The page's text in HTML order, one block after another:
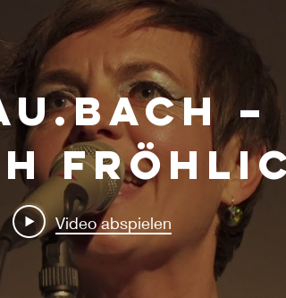
–
gesund –
2021
Video abspielen